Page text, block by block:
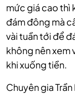
mức giá cao thì
đám đông mà
vài tuần tới để
không nên xem
khi xuống tiền.
Chuyên gia